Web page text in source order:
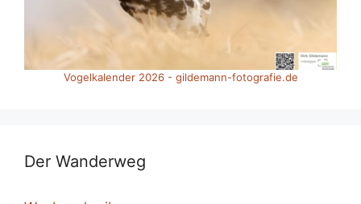
Vogelkalender 2026 - gildemann-fotografie.de
Der Wanderweg